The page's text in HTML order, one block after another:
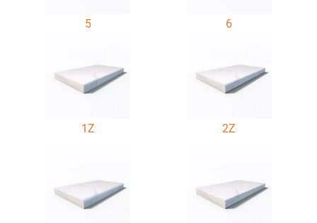
5 6
1Z 2Z